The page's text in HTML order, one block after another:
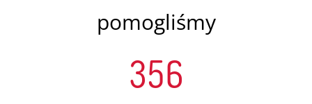
pomogliśmy
356